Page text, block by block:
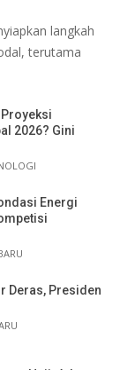
langkah
terutama
2026? Gini
Energi
Deras, Presiden